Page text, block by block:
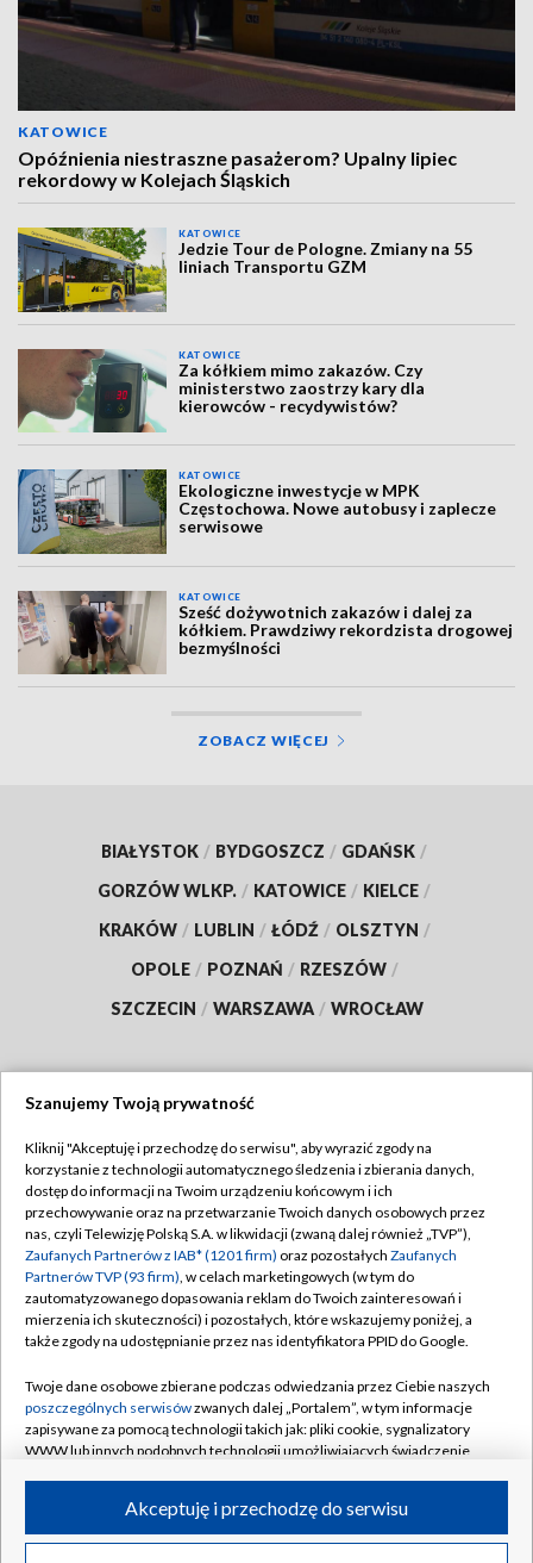
KATOWICE
Opóźnienia niestraszne pasażerom? Upalny lipiec
rekordowy w Kolejach Śląskich
KATOWICE
Jedzie Tour de Pologne. Zmiany na 55
liniach Transportu GZM
KATOWICE
Za kółkiem mimo zakazów. Czy
ministerstwo zaostrzy kary dla
kierowców - recydywistów?
KATOWICE
Ekologiczne inwestycje w MPK
Częstochowa. Nowe autobusy i zaplecze
serwisowe
KATOWICE
Sześć dożywotnich zakazów i dalej za
kółkiem. Prawdziwy rekordzista drogowej
bezmyślności
ZOBACZ WIĘCEJ
BIAŁYSTOK / BYDGOSZCZ / GDAŃSK /
GORZÓW WLKP. / KATOWICE / KIELCE /
KRAKÓW / LUBLIN / ŁÓDŹ / OLSZTYN /
OPOLE / POZNAŃ / RZESZÓW /
SZCZECIN / WARSZAWA / WROCŁAW
TVP
Abonament TVP
Emisja w TVP
Centrum informacji TVP
Naziemna Telewizja Cyfrowa
Rada Programowa
System NOS
Informacje o nadawcy
Program dla prasy
Regulamin TVP
Polityka prywatności
Moje zgody
Pomoc
Kontakt
Kanały
©2026 Telewizja Polska S.A. w likwidacji
Szanujemy Twoją prywatność
Kliknij "Akceptuję i przechodzę do serwisu", aby wyrazić zgody na
korzystanie z technologii automatycznego śledzenia i zbierania danych,
dostęp do informacji na Twoim urządzeniu końcowym i ich
przechowywanie oraz na przetwarzanie Twoich danych osobowych przez
nas, czyli Telewizję Polską S.A. w likwidacji (zwaną dalej również „TVP”),
Zaufanych Partnerów z IAB* (1201 firm) oraz pozostałych Zaufanych
Partnerów TVP (93 firm), w celach marketingowych (w tym do
zautomatyzowanego dopasowania reklam do Twoich zainteresowań i
mierzenia ich skuteczności) i pozostałych, które wskazujemy poniżej, a
także zgody na udostępnianie przez nas identyfikatora PPID do Google.
Twoje dane osobowe zbierane podczas odwiedzania przez Ciebie naszych
poszczególnych serwisówzwanych dalej „Portalem”, w tym informacje
zapisywane za pomocą technologii takich jak: pliki cookie, sygnalizatory
WWW lub innych podobnych technologii umożliwiających świadczenie
ruchu w Internecie.Akceptuję i przechodzę do serwisu